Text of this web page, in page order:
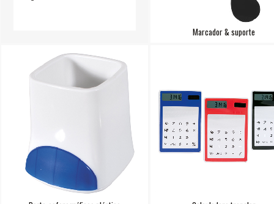
Marcador & suporte